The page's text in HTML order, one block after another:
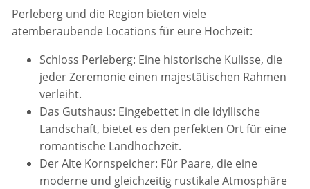
Perleberg und die Region bieten viele
atemberaubende Locations für eure Hochzeit:
Schloss Perleberg: Eine historische Kulisse, die
jeder Zeremonie einen majestätischen Rahmen
verleiht.
Das Gutshaus: Eingebettet in die idyllische
Landschaft, bietet es den perfekten Ort für eine
romantische Landhochzeit.
Der Alte Kornspeicher: Für Paare, die eine
moderne und gleichzeitig rustikale Atmosphäre